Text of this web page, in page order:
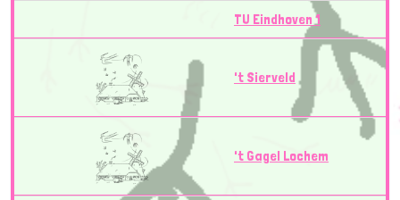
TU Eindhoven 1
't Sierveld
't Gagel Lochem